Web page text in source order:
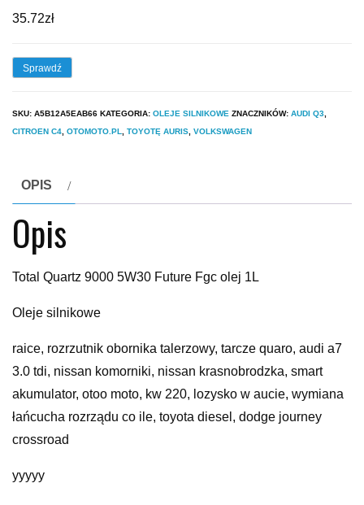
35.72zł
Sprawdź
SKU: A5B12A5EAB66 KATEGORIA: OLEJE SILNIKOWE ZNACZNIKÓW: AUDI Q3
CITROEN C4 OTOMOTO.PL TOYOTĘ AURIS VOLKSWAGEN
OPIS
Opis
Total Quartz 9000 5W30 Future Fgc olej 1L
Oleje silnikowe
raice, rozrzutnik obornika talerzowy, tarcze quaro, audi a7
3.0 tdi, nissan komorniki, nissan krasnobrodzka, smart
akumulator, otoo moto, kw 220, lozysko w aucie, wymiana
łańcucha rozrządu co ile, toyota diesel, dodge journey
crossroad
yyyyy